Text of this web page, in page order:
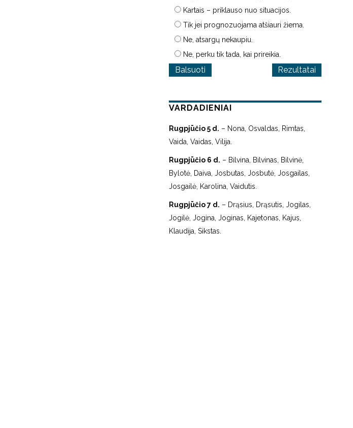
Kartais – priklauso nuo situacijos.
Tik jei prognozuojama atšiauri žiema.
Ne, atsargų nekaupiu.
Ne, perku tik tada, kai prireikia.
Rezultatai
VARDADIENIAI
Rugpjūčio 5 d. – Nona, Osvaldas, Rimtas,
Vaida, Vaidas, Vilija.
Rugpjūčio 6 d. – Bilvina, Bilvinas, Bilvinė,
Bylotė, Daiva, Josbutas, Josbutė, Josgailas,
Josgailė, Karolina, Vaidutis.
Rugpjūčio 7 d. – Drąsius, Drąsutis, Jogilas,
Jogilė, Jogina, Joginas, Kajetonas, Kajus,
Klaudija, Sikstas.